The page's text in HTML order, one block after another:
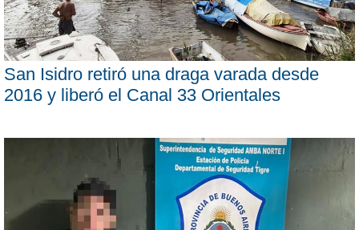
San Isidro retiró una draga varada desde
2016 y liberó el Canal 33 Orientales